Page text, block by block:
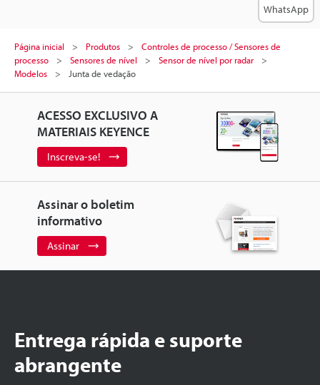
Página inicial Produtos
Controles de processo / Sensores de
processo
Sensores de nível
Sensor de nível por radar
Modelos
Junta de vedação
ACESSO EXCLUSIVO A
MATERIAIS KEYENCE
Inscreva-se!
Assinar o boletim
informativo
Assinar
Entrega rápida e suporte
abrangente
WhatsApp